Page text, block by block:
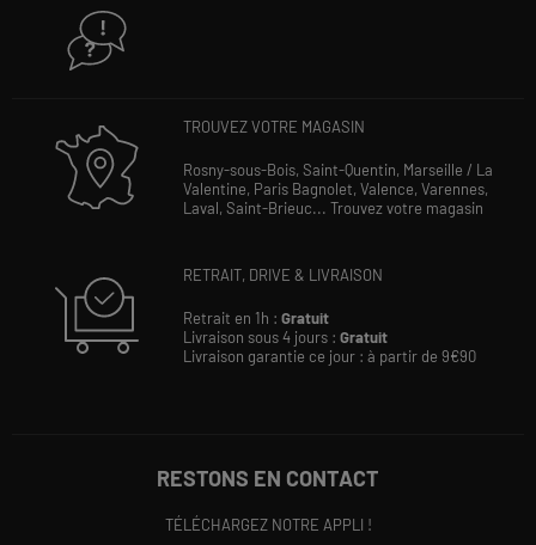
TROUVEZ VOTRE MAGASIN
Rosny-sous-Bois, Saint-Quentin, Marseille / La
Valentine, Paris Bagnolet, Valence, Varennes,
Laval, Saint-Brieuc... Trouvez votre magasin
RETRAIT, DRIVE & LIVRAISON
Retrait en 1h : Gratuit
Livraison sous 4 jours : Gratuit
Livraison garantie ce jour : à partir de 9€90
RESTONS EN CONTACT
TÉLÉCHARGEZ NOTRE APPLI !